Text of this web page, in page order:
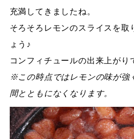
充満してきましたね。
そろそろレモンのスライスを取
ょう♪
コンフィチュールの出来上がり
※この時点ではレモンの味が強
間とともになくなります。